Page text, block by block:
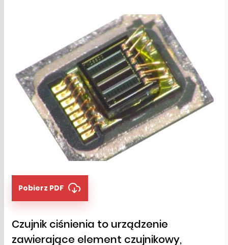
Pobierz PDF
Czujnik ciśnienia to urządzenie
zawierające element czujnikowy,